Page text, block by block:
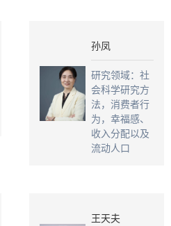
孙凤
研究领域：社
会科学研究方
法，消费者行
为，幸福感、
收入分配以及
流动人口
王天夫